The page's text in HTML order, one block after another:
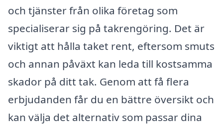
och tjänster från olika företag som
specialiserar sig på takrengöring. Det är
viktigt att hålla taket rent, eftersom smuts
och annan påväxt kan leda till kostsamma
skador på ditt tak. Genom att få flera
erbjudanden får du en bättre översikt och
kan välja det alternativ som passar dina